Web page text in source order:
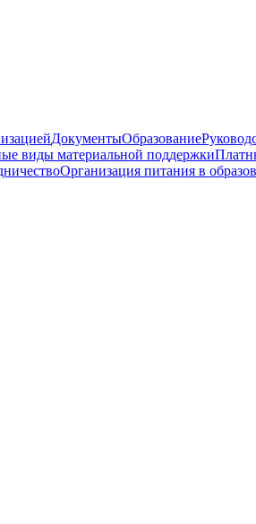
ДокументыОбразование
виды материальной поддержки
Организация питания в